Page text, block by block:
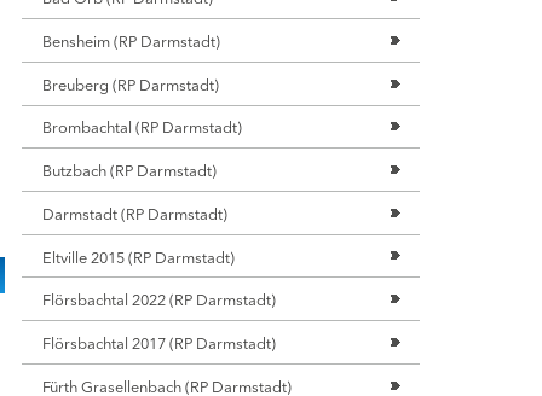
steuern
und Tourismus - Faktencheck
Gutachten - Fachdialog
Wärmewende
Querverbund bei hessischen Kommunen - Online-
IN NORDHESSEN (RP KASSEL)
Bensheim (RP Darmstadt)
Breuberg (RP Darmstadt)
Brombachtal (RP Darmstadt)
Butzbach (RP Darmstadt)
Darmstadt (RP Darmstadt)
Eltville 2015 (RP Darmstadt)
Flörsbachtal 2022 (RP Darmstadt)
Flörsbachtal 2017 (RP Darmstadt)
Fürth Grasellenbach (RP Darmstadt)